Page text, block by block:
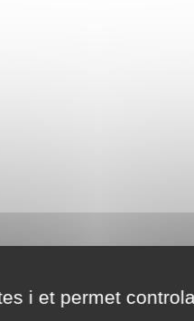
i et permet